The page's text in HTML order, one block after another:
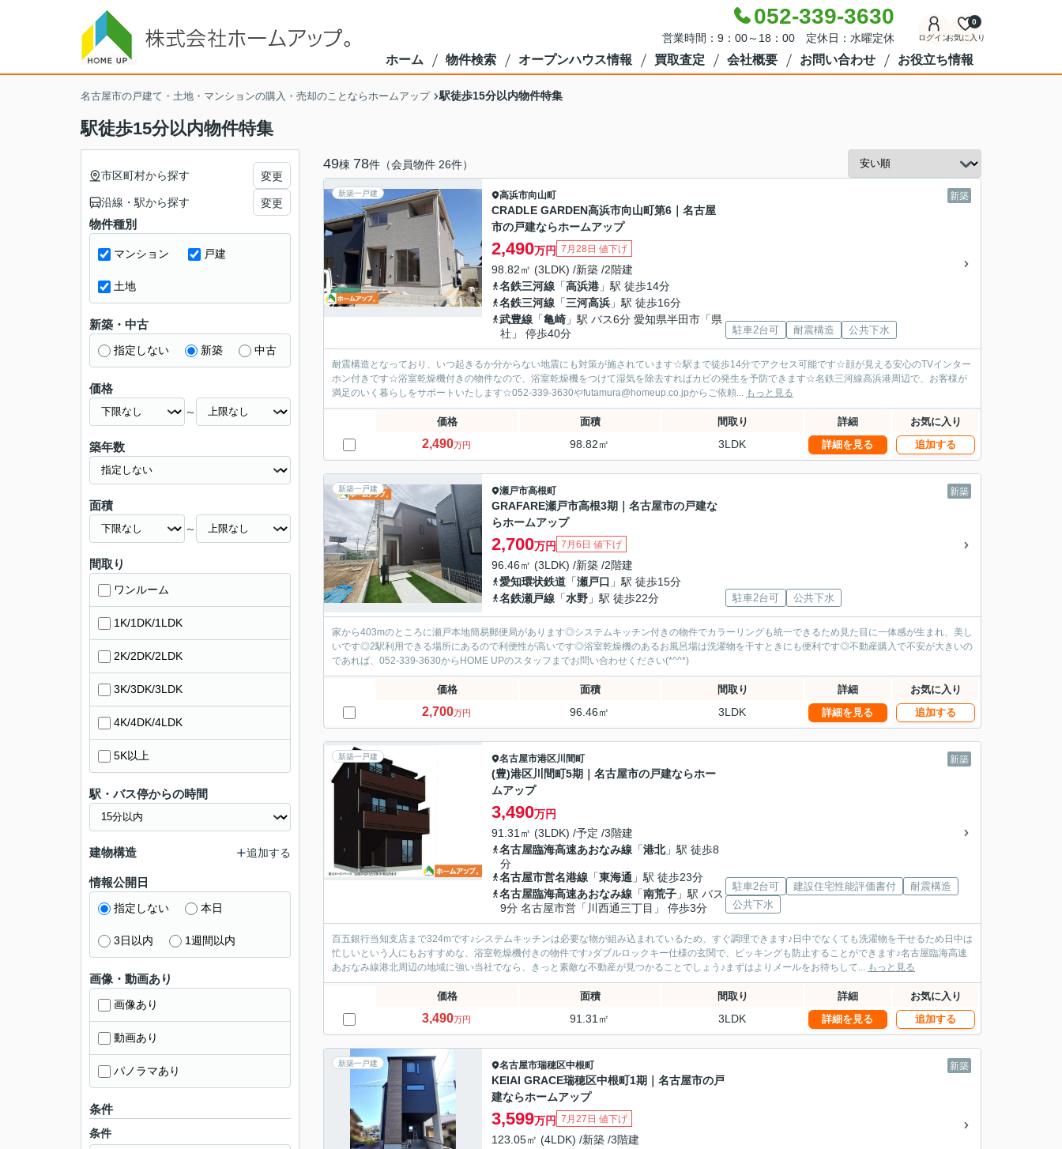
052-339-3630
営業時間：9：00～18：00 定休日：水曜定休 ログインお気に入り
0
ホーム 物件検索 オープンハウス情報 買取査定 会社概要 お問い合わせ お役立ち情報
名古屋市の戸建て・土地・マンションの購入・売却のことならホームアップ 駅徒歩15分以内物件特集
駅徒歩15分以内物件特集
49棟 78件（会員物件 26件）
新築一戸建 新築
高浜市向山町
CRADLE GARDEN高浜市向山町第6｜名古屋
市の戸建ならホームアップ
2,490万円 7月28日 値下げ
98.82㎡ (3LDK) /新築 /2階建
名鉄三河線 「高浜港 」駅 徒歩14分
名鉄三河線 「三河高浜 」駅 徒歩16分
武豊線 「亀崎 」駅 バス6分 愛知県半田市「県
社」 停歩40分
駐車2台可 耐震構造 公共下水
耐震構造となっており、いつ起きるか分からない地震にも対策が施されています☆駅まで徒歩14分でアクセス可能です☆顔が見える安心のTVインター
ホン付きです☆浴室乾燥機付きの物件なので、浴室乾燥機をつけて湿気を除去すればカビの発生を予防できます☆名鉄三河線高浜港周辺で、お客様が
満足のいく暮らしをサポートいたします☆052-339-3630やfutamura@homeup.co.jpからご依頼... もっと見る
価格 面積 間取り 詳細 お気に入り
2,490万円 98.82㎡ 3LDK 詳細を見る 追加する
新築一戸建 新築
瀬戸市高根町
GRAFARE瀬戸市高根3期｜名古屋市の戸建な
らホームアップ
2,700万円 7月6日 値下げ
96.46㎡ (3LDK) /新築 /2階建
愛知環状鉄道 「瀬戸口 」駅 徒歩15分
名鉄瀬戸線 「水野 」駅 徒歩22分 駐車2台可 公共下水
家から403mのところに瀬戸本地簡易郵便局があります◎システムキッチン付きの物件でカラーリングも統一できるため見た目に一体感が生まれ、美し
いです◎2駅利用できる場所にあるので利便性が高いです◎浴室乾燥機のあるお風呂場は洗濯物を干すときにも便利です◎不動産購入で不安が大きいの
であれば、052-339-3630からHOME UPのスタッフまでお問い合わせください(*^^*)
価格 面積 間取り 詳細 お気に入り
2,700万円 96.46㎡ 3LDK 詳細を見る 追加する
新築一戸建 新築
名古屋市港区川間町
(豊)港区川間町5期｜名古屋市の戸建ならホー
ムアップ
3,490万円
91.31㎡ (3LDK) /予定 /3階建
名古屋臨海高速あおなみ線 「港北」駅 徒歩8
分
名古屋市営名港線 「東海通 」駅 徒歩23分
名古屋臨海高速あおなみ線 「南荒子 」駅 バス
9分 名古屋市営「川西通三丁目」 停歩3分
駐車2台可 建設住宅性能評価書付
耐震構造
公共下水
百五銀行当知支店まで324mです♪システムキッチンは必要な物が組み込まれているため、すぐ調理できます♪日中でなくても洗濯物を干せるため日中は
忙しいという人にもおすすめな、浴室乾燥機付きの物件です♪ダブルロックキー仕様の玄関で、ピッキングも防止することができます♪名古屋臨海高速
あおなみ線港北周辺の地域に強い当社でなら、きっと素敵な不動産が見つかることでしょう♪まずはよりメールをお待ちして... もっと見る
価格 面積 間取り 詳細 お気に入り
3,490万円 91.31㎡ 3LDK 詳細を見る 追加する
新築一戸建 新築
名古屋市瑞穂区中根町
KEIAI GRACE瑞穂区中根町1期｜名古屋市の戸
建ならホームアップ
3,599万円 7月27日 値下げ
123.05㎡ (4LDK) /新築 /3階建
市区町村から探す 変更
沿線・駅から探す 変更
物件種別
マンション 戸建
土地
新築・中古
指定しない 新築 中古
価格
～
築年数
面積
～
間取り
ワンルーム
1K/1DK/1LDK
2K/2DK/2LDK
3K/3DK/3LDK
4K/4DK/4LDK
5K以上
駅・バス停からの時間
建物構造 追加する
情報公開日
指定しない 本日
3日以内 1週間以内
画像・動画あり
画像あり
動画あり
パノラマあり
条件
条件